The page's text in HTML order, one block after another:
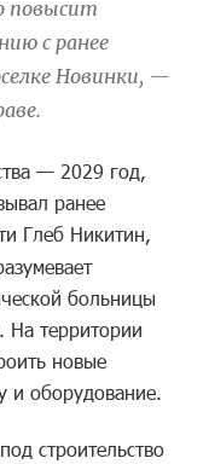
повысит
с ранее
Новинки, —
— 2029 год,
ранее
Глеб Никитин,
больницы
На территории
новые
и оборудование.
под строительство